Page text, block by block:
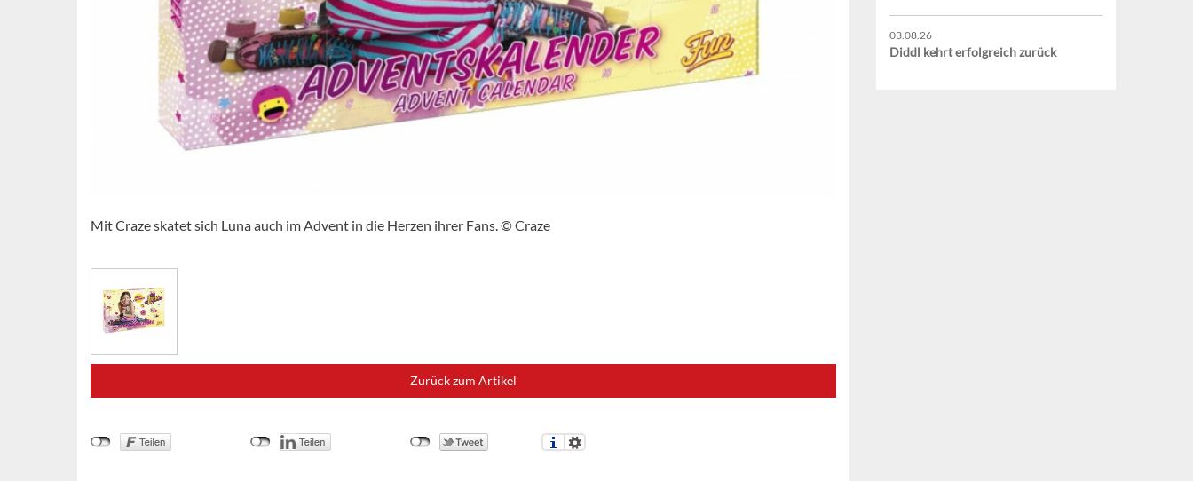
Mit Craze skatet sich Luna auch im Advent in die Herzen ihrer Fans. © Craze
Zurück zum Artikel
03.08.26
Diddl kehrt erfolgreich zurück